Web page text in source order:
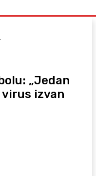
„Jedan
izvan